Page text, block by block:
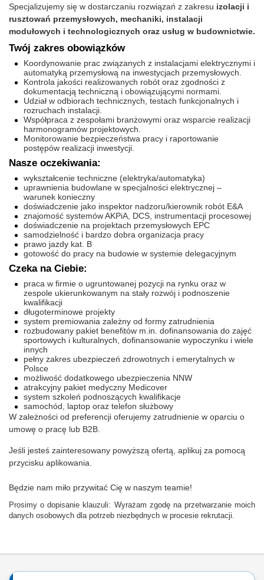
Specjalizujemy się w dostarczaniu rozwiązań z zakresu izolacji i
rusztowań przemysłowych, mechaniki, instalacji
modułowych i technologicznych oraz usług w budownictwie.
Twój zakres obowiązków
Koordynowanie prac związanych z instalacjami elektrycznymi i
automatyką przemysłową na inwestycjach przemysłowych.
Kontrola jakości realizowanych robót oraz zgodności z
dokumentacją techniczną i obowiązującymi normami.
Udział w odbiorach technicznych, testach funkcjonalnych i
rozruchach instalacji.
Współpraca z zespołami branżowymi oraz wsparcie realizacji
harmonogramów projektowych.
Monitorowanie bezpieczeństwa pracy i raportowanie
postępów realizacji inwestycji.
Nasze oczekiwania:
wykształcenie techniczne (elektryka/automatyka)
uprawnienia budowlane w specjalności elektrycznej –
warunek konieczny
doświadczenie jako inspektor nadzoru/kierownik robót E&A
znajomość systemów AKPiA, DCS, instrumentacji procesowej
doświadczenie na projektach przemysłowych EPC
samodzielność i bardzo dobra organizacja pracy
prawo jazdy kat. B
gotowość do pracy na budowie w systemie delegacyjnym
Czeka na Ciebie:
praca w firmie o ugruntowanej pozycji na rynku oraz w
zespole ukierunkowanym na stały rozwój i podnoszenie
kwalifikacji
długoterminowe projekty
system premiowania zależny od formy zatrudnienia
rozbudowany pakiet benefitów m.in. dofinansowania do zajęć
sportowych i kulturalnych, dofinansowanie wypoczynku i wiele
innych
pełny zakres ubezpieczeń zdrowotnych i emerytalnych w
Polsce
możliwość dodatkowego ubezpieczenia NNW
atrakcyjny pakiet medyczny Medicover
system szkoleń podnoszących kwalifikacje
samochód, laptop oraz telefon służbowy
W zależności od preferencji oferujemy zatrudnienie w oparciu o
umowę o pracę lub B2B.
Jeśli jesteś zainteresowany powyższą ofertą, aplikuj za pomocą
przycisku aplikowania.
Będzie nam miło przywitać Cię w naszym teamie!
Prosimy o dopisanie klauzuli: Wyrażam zgodę na przetwarzanie moich
danych osobowych dla potrzeb niezbędnych w procesie rekrutacji.